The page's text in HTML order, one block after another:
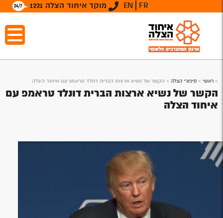
מוקד איחוד הצלה 1221 EN FR
> ראשי > סיפורי הצלה > הקשר של נשיא ארצות הברית דונלד טראמפ עם איחוד הצלה
הקשר של נשיא ארצות הברית דונלד טראמפ עם
איחוד הצלה